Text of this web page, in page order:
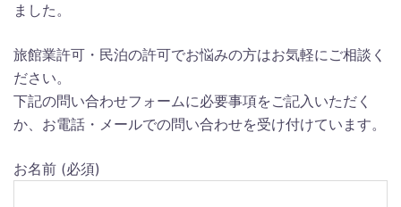
ました。
旅館業許可・民泊の許可でお悩みの方はお気軽にご相談く
ださい。
下記の問い合わせフォームに必要事項をご記入いただく
か、お電話・メールでの問い合わせを受け付けています。
お名前 (必須)